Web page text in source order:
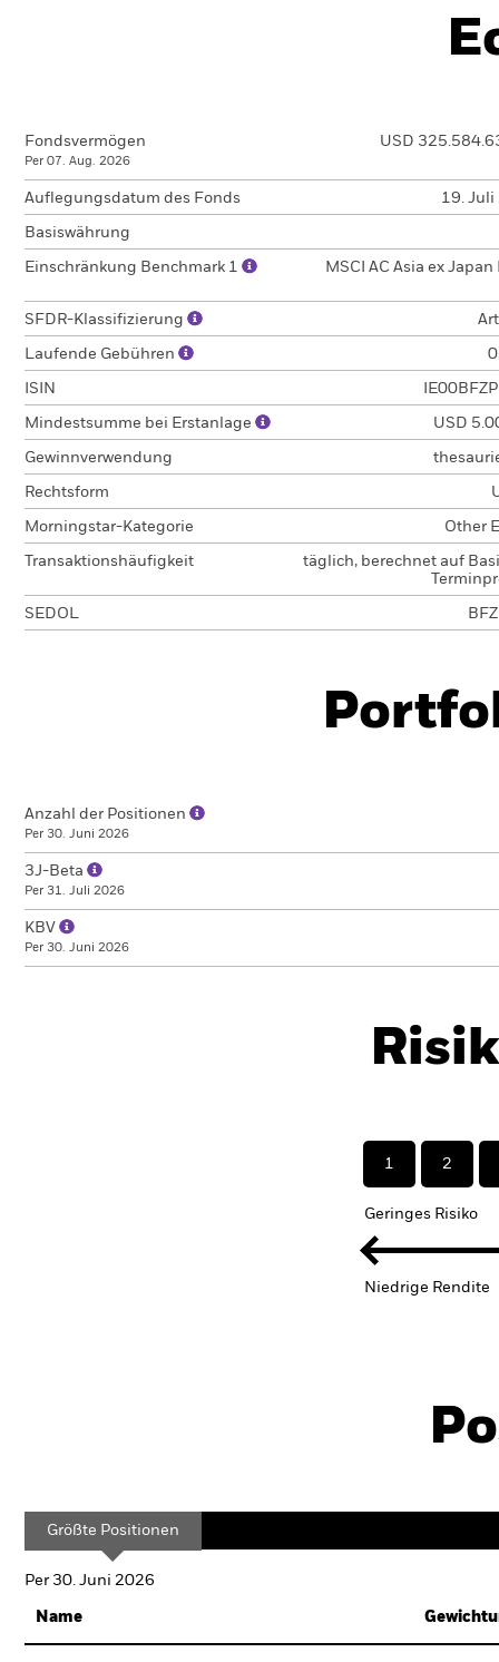
Fondsvermögen
Per 07. Aug. 2026
USD
Auflegungsdatum des Fonds 19. Juli
Basiswährung
Einschränkung Benchmark 1
MSCI AC Asia ex Japan
SFDR-Klassifizierung
Laufende Gebühren
ISIN
Mindestsumme bei Erstanlage USD
Gewinnverwendung
Rechtsform
Morningstar-Kategorie Other
Transaktionshäufigkeit
täglich, berechnet auf
SEDOL
Anzahl der Positionen
Per 30. Juni 2026
3J-Beta
Per 31. Juli 2026
KBV
Per 30. Juni 2026
1 2
Geringes Risiko
Niedrige Rendite
Größte Positionen
Per 30. Juni 2026
Name